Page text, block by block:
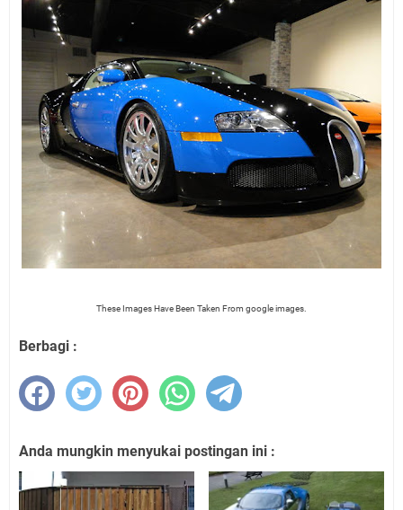
These Images Have Been Taken From google images.
Berbagi :
Anda mungkin menyukai postingan ini :